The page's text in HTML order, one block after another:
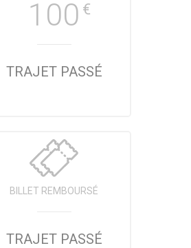
100 €
TRAJET PASSÉ
BILLET REMBOURSÉ
TRAJET PASSÉ